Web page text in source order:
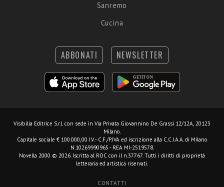
Sanremo
Cucina
ABBONATI NEWSLETTER
Visibilia Editrice S.r.l. con sede in Via Privata Giovannino De Grassi 12/12A, 20123
Milano.
Capitale sociale € 100.000,00 I.V. - C.F./P.IVA ed iscrizione alla C.C.I.A.A. di Milano
N.10269990965 - REA MI-2519578.
Novella 2000 © 2026. Iscritta al ROC con il n.37767. Tutti i diritti di proprietà
letteraria ed artistica riservati.
CONTATTI